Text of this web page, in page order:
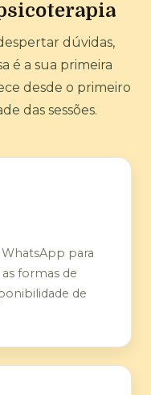
dúvidas,
é a sua primeira
desde o primeiro
das sessões.
para
formas de
de